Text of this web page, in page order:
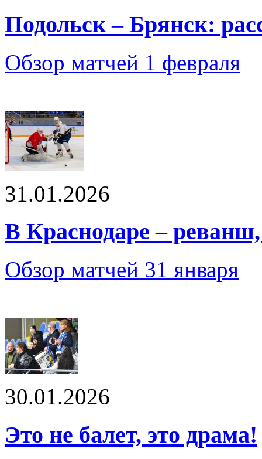
Подольск – Брянск:
Обзор матчей 1 февраля
31.01.2026
В Краснодаре –
Обзор матчей 31 января
30.01.2026
Это не балет, это драма!